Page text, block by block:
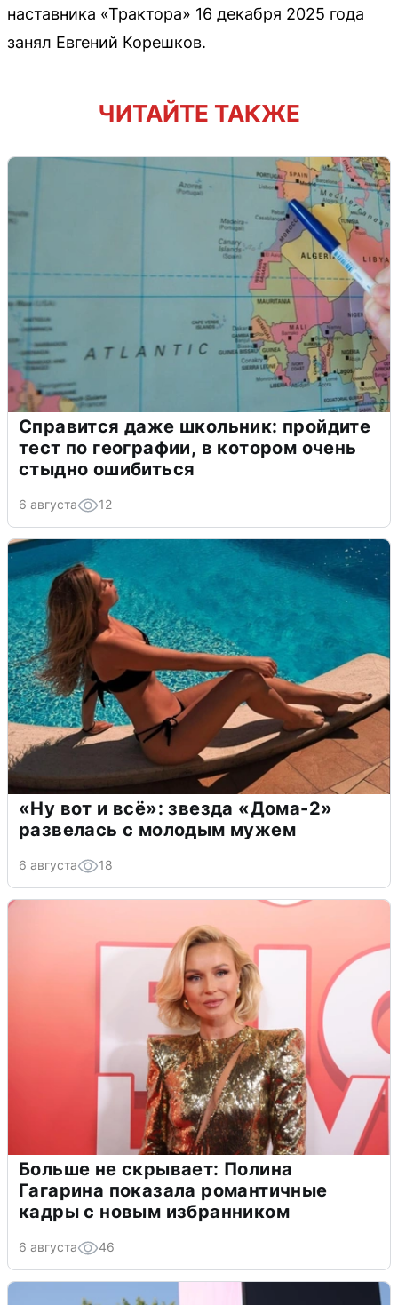
наставника «Трактора» 16 декабря 2025 года
занял Евгений Корешков.
ЧИТАЙТЕ ТАКЖЕ
Справится даже школьник: пройдите
тест по географии, в котором очень
стыдно ошибиться
6 августа 12
«Ну вот и всё»: звезда «Дома-2»
развелась с молодым мужем
6 августа 18
Больше не скрывает: Полина
Гагарина показала романтичные
кадры с новым избранником
6 августа 46